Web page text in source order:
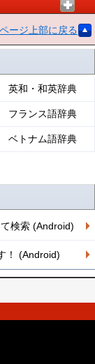
ページ上部に戻る
英和・和英辞典
フランス語辞典
ベトナム語辞典
検索 (Android)
！ (Android)